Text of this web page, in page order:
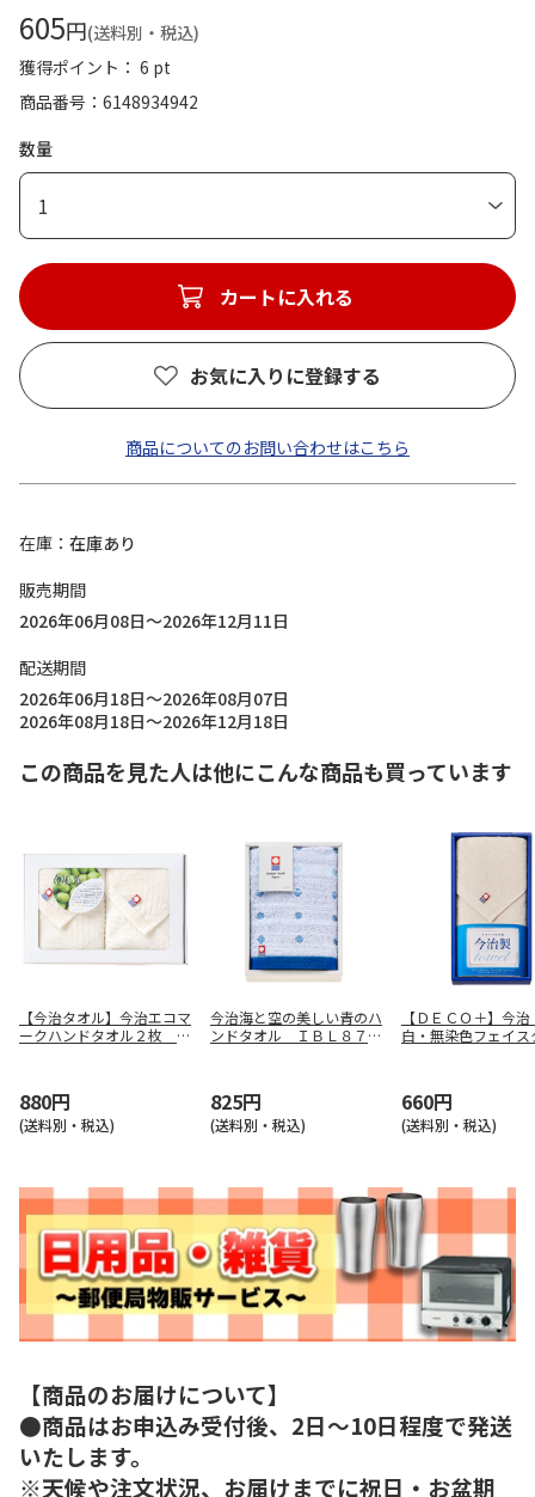
605円(送料別・税込)
獲得ポイント： 6 pt
商品番号
6148934942
数量
1
カートに入れる
お気に入りに登録する
商品についてのお問い合わせはこちら
在庫
在庫あり
販売期間
2026年06月08日～2026年12月11日
配送期間
2026年06月18日～2026年08月07日
2026年08月18日～2026年12月18日
この商品を見た人は他にこんな商品も買っています
【今治タオル】今治エコマ
ークハンドタオル２枚 Ｔ
880円
(送料別・税込)
今治海と空の美しい青のハ
ンドタオル ＩＢＬ８７０
825円
(送料別・税込)
【ＤＥＣＯ＋】今
白・無染色フェイス
660円
(送料別・税込)
【商品のお届けについて】
●商品はお申込み受付後、2日～10日程度で発送
いたします。
※天候や注文状況、お届けまでに祝日・お盆期